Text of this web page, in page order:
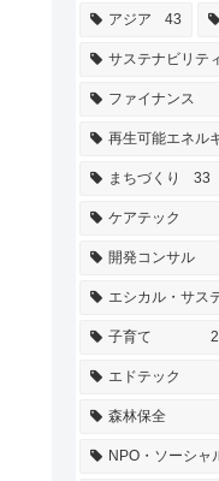
アジア 43
サステナビリテ
ファイナンス
再生可能エネル
まちづくり 33
ケアテック
開発コンサル
エシカル・サス
子育て
エドテック
森林保全
NPO・ソーシャ